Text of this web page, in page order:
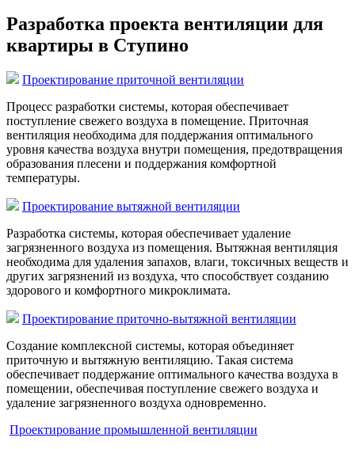
Разработка проекта вентиляции для
квартиры в Ступино
Проектирование приточной вентиляции
Процесс разработки системы, которая обеспечивает
поступление свежего воздуха в помещение. Приточная
вентиляция необходима для поддержания оптимального
уровня качества воздуха внутри помещения, предотвращения
образования плесени и поддержания комфортной
температуры.
Проектирование вытяжной вентиляции
Разработка системы, которая обеспечивает удаление
загрязненного воздуха из помещения. Вытяжная вентиляция
необходима для удаления запахов, влаги, токсичных веществ и
других загрязнений из воздуха, что способствует созданию
здорового и комфортного микроклимата.
Проектирование приточно-вытяжной вентиляции
Создание комплексной системы, которая объединяет
приточную и вытяжную вентиляцию. Такая система
обеспечивает поддержание оптимального качества воздуха в
помещении, обеспечивая поступление свежего воздуха и
удаление загрязненного воздуха одновременно.
Проектирование промышленной вентиляции